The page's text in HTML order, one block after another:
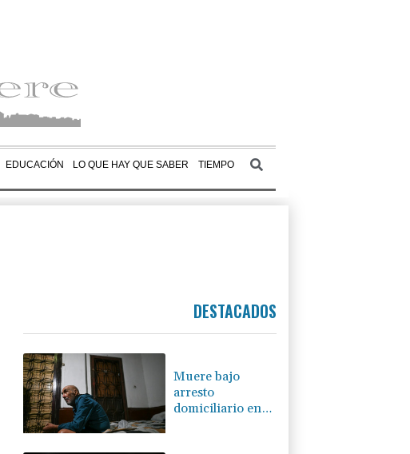
EDUCACIÓN LO QUE HAY QUE SABER TIEMPO
DESTACADOS
Muere bajo
arresto
domiciliario en